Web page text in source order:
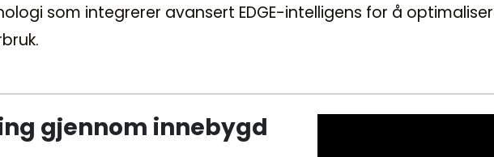
som integrerer avansert EDGE-intelligens for å
gjennom innebygd